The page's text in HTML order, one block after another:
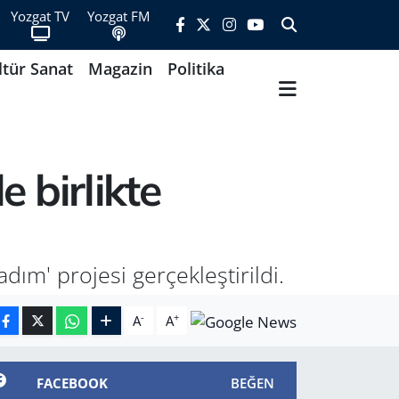
Yozgat TV Yozgat FM
Sanat Magazin
Politika
birlikte
projesi gerçekleştirildi.
A- A+
FACEBOOK BEĞEN